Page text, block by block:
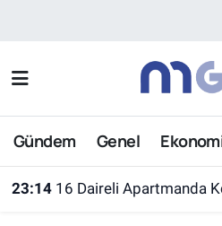
Gündem Genel
23:14 16 Daireli Apartmanda Korku Dolu
Nöbetçi Eczaneler
Hava Durumu